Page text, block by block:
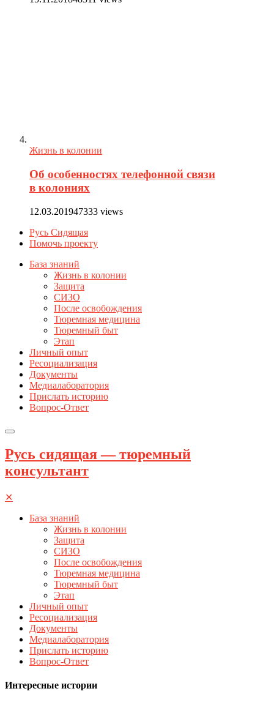
Жизнь в колонии
Об особенностях телефонной связи
в колониях
12.03.201947333 views
Русь Сидящая
Помочь проекту
База знаний
Жизнь в колонии
Защита
СИЗО
После освобождения
Тюремная медицина
Тюремный быт
Этап
Личный опыт
Ресоциализация
Документы
Медиалаборатория
Прислать историю
Вопрос-Ответ
Русь сидящая — тюремный
консультант
✕
База знаний
Жизнь в колонии
Защита
СИЗО
После освобождения
Тюремная медицина
Тюремный быт
Этап
Личный опыт
Ресоциализация
Документы
Медиалаборатория
Прислать историю
Вопрос-Ответ
Интересные истории